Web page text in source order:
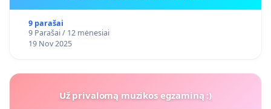
9 parašai
9 Parašai / 12 mėnesiai
19 Nov 2025
Už privalomą muzikos egzaminą :)